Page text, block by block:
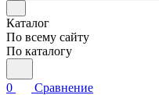
Каталог
По всему сайту
По каталогу
0
Сравнение